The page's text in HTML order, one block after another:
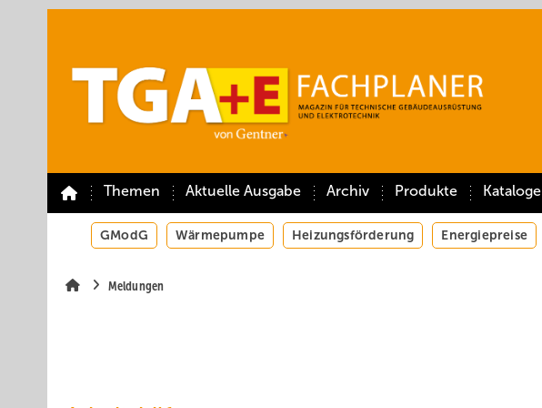
Themen Aktuelle Ausgabe Archiv Produkte Kataloge
GModG Wärmepumpe Heizungsförderung Energiepreise
Meldungen